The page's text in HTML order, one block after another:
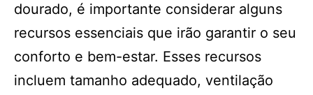
dourado, é importante considerar alguns
recursos essenciais que irão garantir o seu
conforto e bem-estar. Esses recursos
incluem tamanho adequado, ventilação